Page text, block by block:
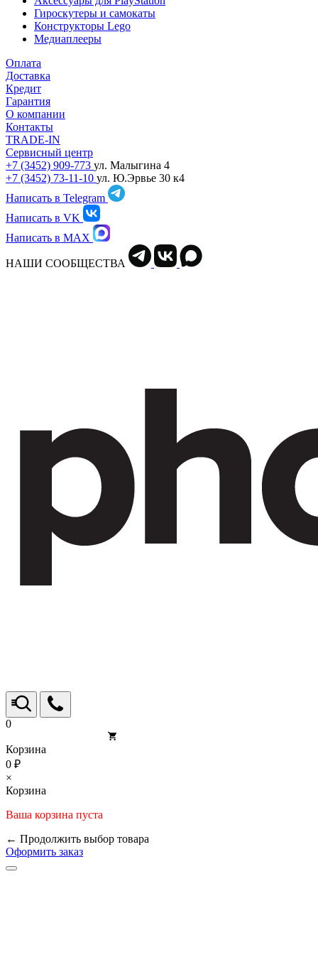
Гироскутеры и самокаты
Конструкторы Lego
Медиаплееры
Оплата
Доставка
Кредит
Гарантия
О компании
Контакты
TRADE-IN
Сервисный центр
+7 (3452) 909-773 ул. Малыгина 4
+7 (3452) 73-11-10 ул. Ю.Эрвье 30 к4
Написать в Telegram
Написать в VK
Написать в MAX
НАШИ СООБЩЕСТВА
0
Корзина
0 ₽
×
Корзина
Ваша корзина пуста
← Продолжить выбор товара
Оформить заказ